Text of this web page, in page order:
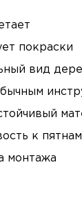
покраски
вид
к пятнам
монтажа